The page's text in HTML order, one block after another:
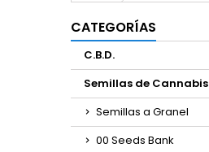
CATEGORÍAS
C.B.D.
Semillas de Cannabis
Semillas a Granel
00 Seeds Bank